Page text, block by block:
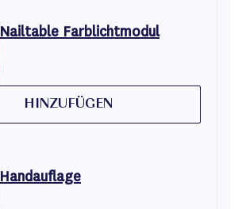
Nailtable Farblichtmodul
HINZUFÜGEN
Handauflage